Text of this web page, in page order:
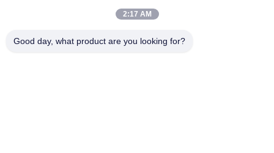
2:17 AM
Good day, what product are you looking for?